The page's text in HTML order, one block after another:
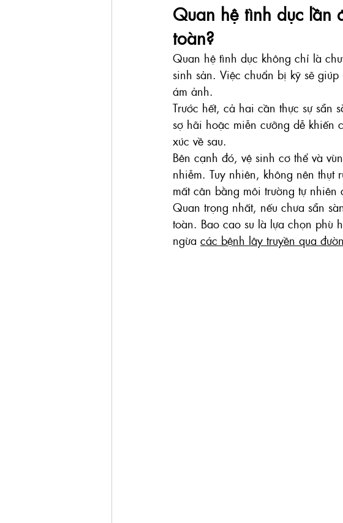
Quan hệ tình dục lần
toàn?
Quan hệ tình dục không chỉ là
sinh sản. Việc chuẩn bị kỹ sẽ
ám ảnh.
Trước hết, cả hai cần thực sự sẵn
sợ hãi hoặc miễn cưỡng dễ khiến
xúc về sau.
Bên cạnh đó, vệ sinh cơ thể và
nhiễm. Tuy nhiên, không nên thụt
mất cân bằng môi trường tự nhiên
Quan trọng nhất, nếu chưa sẵn
toàn. Bao cao su là lựa chọn phù
ngừa các bệnh lây truyền qua